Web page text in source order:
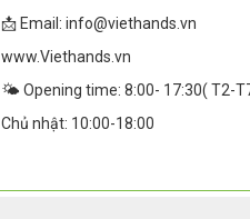
📩 Email: info@viethands.vn
www.Viethands.vn
🌤️ Opening time: 8:00- 17:30( T2-
Chủ nhật: 10:00-18:00